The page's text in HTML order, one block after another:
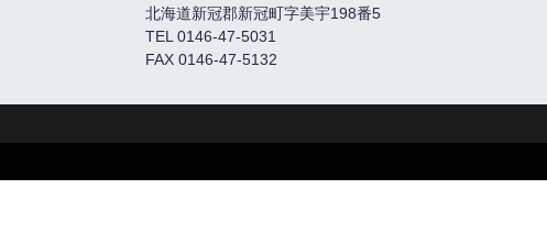
北海道新冠郡新冠町字美宇198番5
TEL 0146-47-5031
FAX 0146-47-5132